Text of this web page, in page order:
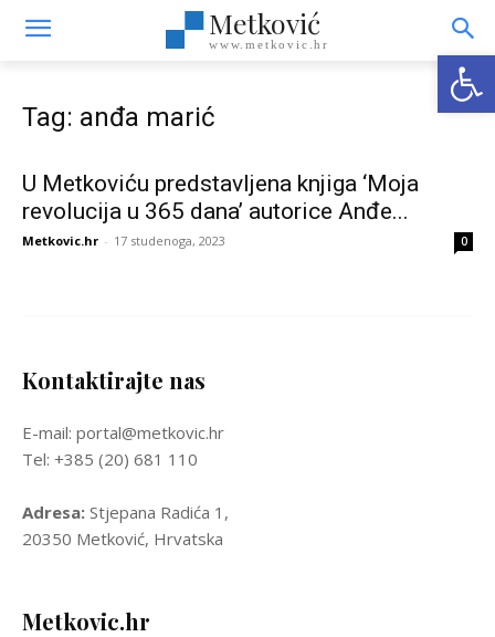
Metković
www.metkovic.hr
Tag: anđa marić
U Metkoviću predstavljena knjiga ‘Moja
revolucija u 365 dana’ autorice Anđe...
Metkovic.hr - 17 studenoga, 2023 0
Kontaktirajte nas
E-mail: portal@metkovic.hr
Tel: +385 (20) 681 110
Adresa: Stjepana Radića 1,
20350 Metković, Hrvatska
Metkovic.hr